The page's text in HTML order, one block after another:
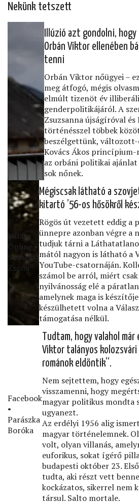
Nekünk tetszett
telex •
Patakfalvi
Illúzió azt gondolni,
Orbán Viktor ellenében
tenni
Orbán Viktor nőügyei –
meg átfogó, mégis
elmúlt tizenöt év
genderpolitikájáról. A
Zsuzsanna újságíróval
történésszel többek
beszélgettünk, változott-
Kovács Ákos princípium-
az orbáni politikai
sok nőnek.
Válasz
Online •
Sashegyi
Zsóﬁa
Mégiscsak látható a
kitartó ’56-os hősökről
Rögös út vezetett eddig a
ünnepre azonban végre a
tudjuk tárni a
mától nagyon is látható a
YouTube-csatornáján.
számol be arról, miért
nyilvánosság elé a
amelynek maga is
készülhetett volna a
támogatása nélkül.
Facebook
•
Parászka
Boróka
Tudtam, hogy valahol
Viktor talányos kolozsvári
románok eldöntik“.
Nem sejtettem, hogy
visszamenni, hogy
magyar politikus mondta
ugyanezt.
Az erdélyi 1956 alig
magyar történelemnek.
volt, olyan villanás,
euforikus, sokat ígérő
budapesti október 23.
tudta, aki részt vett
kockázatos, sikerrel nem
társul. Salto mortale.